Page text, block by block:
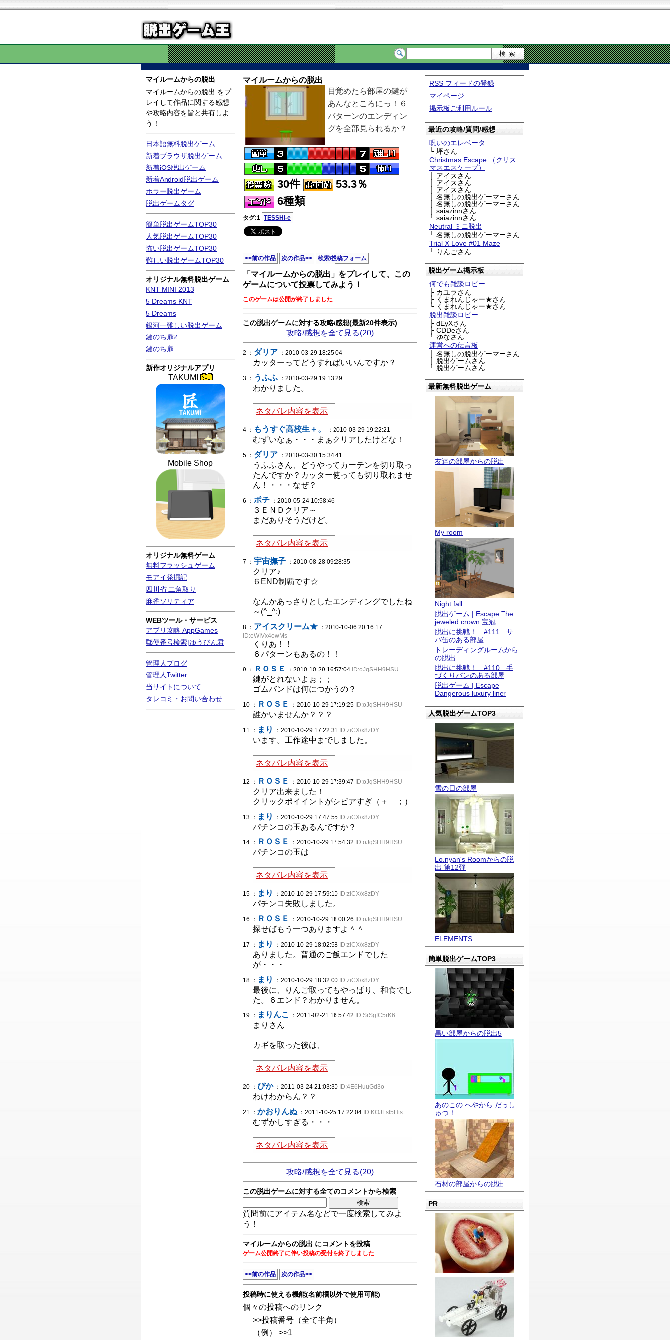
マイルームからの脱出
マイルームからの脱出 をプ
レイして作品に関する感想
や攻略内容を皆と共有しよ
う！
日本語無料脱出ゲーム
新着ブラウザ脱出ゲーム
新着iOS脱出ゲーム
新着Android脱出ゲーム
ホラー脱出ゲーム
脱出ゲームタグ
簡単脱出ゲームTOP30
人気脱出ゲームTOP30
怖い脱出ゲームTOP30
難しい脱出ゲームTOP30
オリジナル無料脱出ゲーム
KNT MINI 2013
5 Dreams KNT
5 Dreams
銀河一難しい脱出ゲーム
鍵のち扉2
鍵のち扉
新作オリジナルアプリ
TAKUMI
Mobile Shop
オリジナル無料ゲーム
無料フラッシュゲーム
モアイ発掘記
四川省 二角取り
麻雀ソリティア
WEBツール・サービス
アプリ攻略 AppGames
郵便番号検索|ゆうびん君
管理人ブログ
管理人Twitter
当サイトについて
タレコミ・お問い合わせ
RSS フィードの登録
マイページ
掲示板ご利用ルール
最近の攻略/質問/感想
呪いのエレベータ
└ 坪さん
Christmas Escape （クリス
マスエスケープ）
├ アイスさん
├ アイスさん
├ アイスさん
├ 名無しの脱出ゲーマーさん
├ 名無しの脱出ゲーマーさん
├ saiazinnさん
└ saiazinnさん
Neutral ミニ脱出
└ 名無しの脱出ゲーマーさん
Trial X Love #01 Maze
└ りんごさん
脱出ゲーム掲示板
何でも雑談ロビー
├ カユラさん
├ くまれんじゃー★さん
└ くまれんじゃー★さん
脱出雑談ロビー
├ dEyXさん
├ CDDeさん
└ ゆなさん
運営への伝言板
├ 名無しの脱出ゲーマーさん
├ 脱出ゲームさん
└ 脱出ゲームさん
最新無料脱出ゲーム
友達の部屋からの脱出
My room
Night fall
脱出ゲーム | Escape The
jeweled crown 宝冠
脱出に挑戦！ #111 サ
バ缶のある部屋
トレーディングルームから
の脱出
脱出に挑戦！ #110 手
づくりパンのある部屋
脱出ゲーム | Escape
Dangerous luxury liner
人気脱出ゲームTOP3
雪の日の部屋
Lo.nyan's Roomからの脱
出 第12弾
ELEMENTS
簡単脱出ゲームTOP3
黒い部屋からの脱出5
あのこの へやから だっし
ゅつ！
石材の部屋からの脱出
PR
マイルームからの脱出
目覚めたら部屋の鍵が
あんなところにっ！６
パターンのエンディン
グを全部見られるか？
30件
53.3％
6種類
タグ:1 TESSHI-e
<<前の作品 次の作品>> 検索/投稿フォーム
「マイルームからの脱出」をプレイして、この
ゲームについて投票してみよう！
このゲームは公開が終了しました
この脱出ゲームに対する攻略/感想(最新20件表示)
攻略/感想を全て見る(20)
2 ： ダリア ：2010-03-29 18:25:04
カッターってどうすればいいんですか？
3 ： うふふ ：2010-03-29 19:13:29
わかりました。
ネタバレ内容を表示
4 ： もうすぐ高校生＋。 ：2010-03-29 19:22:21
むずいなぁ・・・まぁクリアしたけどな！
5 ： ダリア ：2010-03-30 15:34:41
うふふさん、どうやってカーテンを切り取っ
たんですか？カッター使っても切り取れませ
ん！・・・なぜ？
6 ： ポチ ：2010-05-24 10:58:46
３ＥＮＤクリア～
まだありそうだけど。
ネタバレ内容を表示
7 ： 宇宙撫子 ：2010-08-28 09:28:35
クリア♪
６END制覇です☆
なんかあっさりとしたエンディングでしたね
～(^_^;)
8 ： アイスクリーム★ ：2010-10-06 20:16:17
ID:eWIVx4owMs
くりあ！！
６パターンもあるの！！
9 ： ＲＯＳＥ ：2010-10-29 16:57:04 ID:oJqSHH9HSU
鍵がとれないよぉ；；
ゴムバンドは何につかうの？
10 ： ＲＯＳＥ ：2010-10-29 17:19:25 ID:oJqSHH9HSU
誰かいませんか？？？
11 ： まり ：2010-10-29 17:22:31 ID:ziCX/x8zDY
います。工作途中までしました。
ネタバレ内容を表示
12 ： ＲＯＳＥ ：2010-10-29 17:39:47 ID:oJqSHH9HSU
クリア出来ました！
クリックポイイントがシビアすぎ（＋ ；）
13 ： まり ：2010-10-29 17:47:55 ID:ziCX/x8zDY
パチンコの玉あるんですか？
14 ： ＲＯＳＥ ：2010-10-29 17:54:32 ID:oJqSHH9HSU
パチンコの玉は
ネタバレ内容を表示
15 ： まり ：2010-10-29 17:59:10 ID:ziCX/x8zDY
パチンコ失敗しました。
16 ： ＲＯＳＥ ：2010-10-29 18:00:26 ID:oJqSHH9HSU
探せばもう一つありますよ＾＾
17 ： まり ：2010-10-29 18:02:58 ID:ziCX/x8zDY
ありました。普通のご飯エンドでした
が・・・
18 ： まり ：2010-10-29 18:32:00 ID:ziCX/x8zDY
最後に、りんご取ってもやっぱり、和食でし
た。６エンド？わかりません。
19 ： まりんこ ：2011-02-21 16:57:42 ID:SrSgfC5rK6
まりさん
カギを取った後は、
ネタバレ内容を表示
20 ： ぴか：2011-03-24 21:03:30 ID:4E6HuuGd3o
わけわからん？？
21 ： かおりんぬ ：2011-10-25 17:22:04 ID:KOJLsI5Hts
むずかしすぎる・・・
ネタバレ内容を表示
攻略/感想を全て見る(20)
この脱出ゲームに対する全てのコメントから検索
質問前にアイテム名などで一度検索してみよ
う！
マイルームからの脱出 にコメントを投稿
ゲーム公開終了に伴い投稿の受付を終了しました
<<前の作品 次の作品>>
投稿時に使える機能(名前欄以外で使用可能)
個々の投稿へのリンク
>>投稿番号（全て半角）
（例） >>1